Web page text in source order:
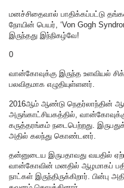
மனச்சிதைவால் பாதிக்கப்பட்டு
நோயின் பெயர், ‘Von Gogh
இருந்தது இந்நிகழ்வே!
0
வான்கோவுக்கு இருந்த உளவியல்
பலவிதமாக எழுதியுள்ளனர்.
2016ஆம் ஆண்டு நெதர்லாந்தின்
அருங்காட்சியகத்தில்,
கருத்தரங்கம் நடைபெற்றது.
அதில் கலந்து கொண்டனர்.
தன்னுடைய இருபதாவது வயதில்
வான்கோவின் மனதில் ஆழமாகப்
நாட்கள் இருந்திருக்கிறார். பின்பு